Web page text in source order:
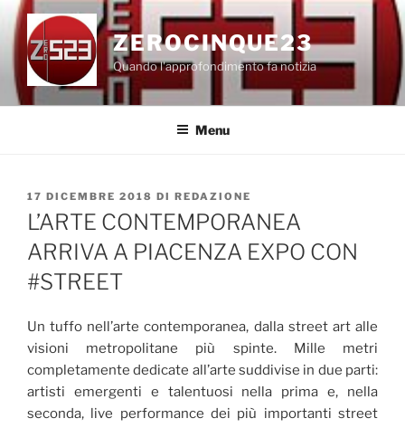
Salta
contenuto
ZEROCINQUE23
Quando l'approfondimento fa notizia
Menu
PUBBLICATO
IL
17 DICEMBRE 2018 DI REDAZIONE
L’ARTE CONTEMPORANEA
ARRIVA A PIACENZA EXPO CON
#STREET
Un tuffo nell’arte contemporanea, dalla street art alle
visioni metropolitane più spinte. Mille metri
completamente dedicate all’arte suddivise in due parti:
artisti emergenti e talentuosi nella prima e, nella
seconda, live performance dei più importanti street